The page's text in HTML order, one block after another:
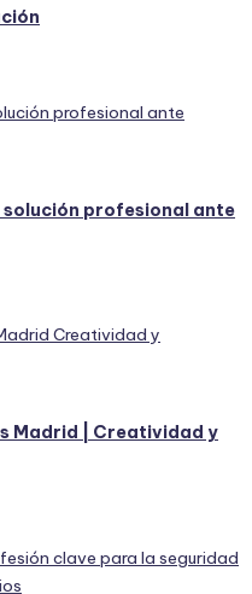
solución profesional ante
Madrid | Creatividad y